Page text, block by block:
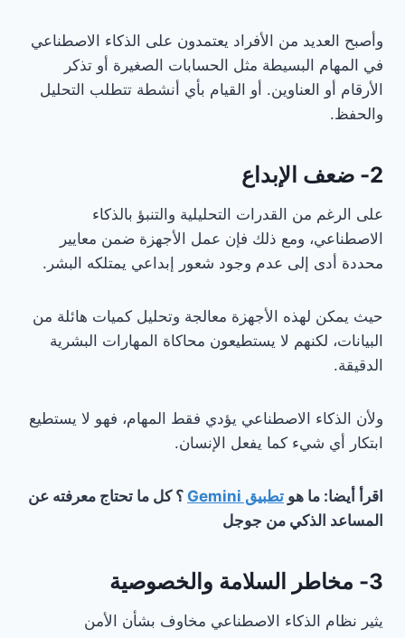
وأصبح العديد من الأفراد يعتمدون على الذكاء الاصطناعي
في المهام البسيطة مثل الحسابات الصغيرة أو تذكر
الأرقام أو العناوين. أو القيام بأي أنشطة تتطلب التحليل
والحفظ.
2- ضعف الإبداع
على الرغم من القدرات التحليلية والتنبؤ بالذكاء
الاصطناعي، ومع ذلك فإن عمل الأجهزة ضمن معايير
محددة أدى إلى عدم وجود شعور إبداعي يمتلكه البشر.
حيث يمكن لهذه الأجهزة معالجة وتحليل كميات هائلة من
البيانات، لكنهم لا يستطيعون محاكاة المهارات البشرية
الدقيقة.
ولأن الذكاء الاصطناعي يؤدي فقط المهام، فهو لا يستطيع
ابتكار أي شيء كما يفعل الإنسان.
اقرأ أيضا: ما هو تطبيق Gemini
؟ كل ما تحتاج معرفته عن
المساعد الذكي من جوجل
3- مخاطر السلامة والخصوصية
يثير نظام الذكاء الاصطناعي مخاوف بشأن الأمن